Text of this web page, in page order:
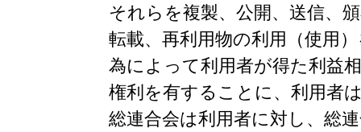
それらを複製、公開、送信、
転載、再利用物の利用（使用
為によって利用者が得た利益
権利を有することに、利用者
総連合会は利用者に対し、総